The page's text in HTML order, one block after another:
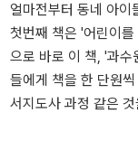
얼마전부터 동네 아이
첫번째 책은 '어린이
으로 바로 이 책, '과수
들에게 책을 한 단원
서지도사 과정 같은